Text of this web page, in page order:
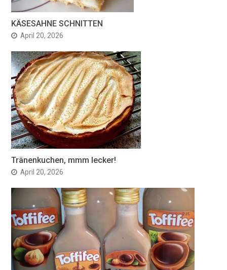
KÄSESAHNE SCHNITTEN
April 20, 2026
Tränenkuchen, mmm lecker!
April 20, 2026